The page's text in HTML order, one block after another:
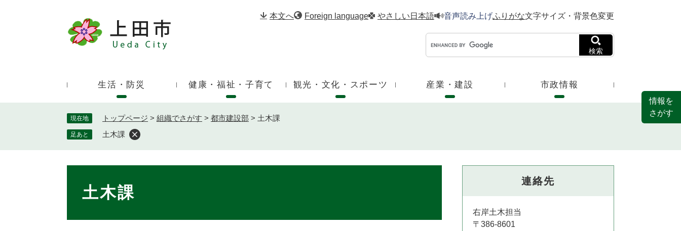
。
本文へ Foreign language やさしい日本語 音声読み上げふりがな文字サイズ・背景色変更
ド
検索
生活・防災 健康・福祉・子育て 観光・文化・スポーツ 産業・建設 市政情報
現在地 トップページ > 組織でさがす > 都市建設部 > 土木課
足あと 土木課
土木課
連絡先
右岸土木担当
〒386-8601
情報を
さがす